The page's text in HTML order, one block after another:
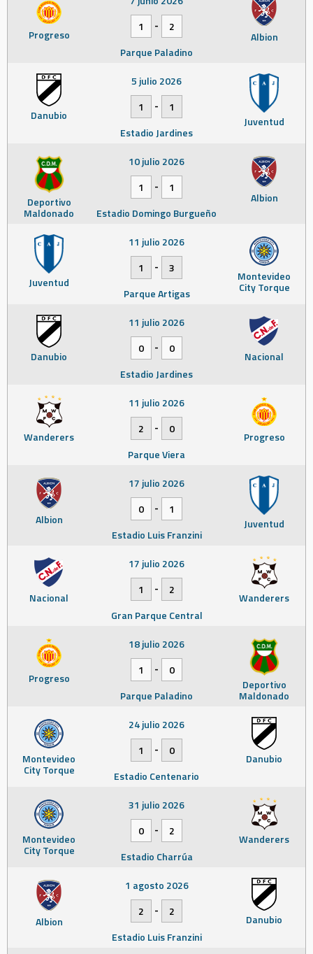
Progreso Albion
1
-
2
Parque Paladino
Danubio Juventud
5 julio 2026
1
-
1
Estadio Jardines
Deportivo
Maldonado
Albion
10 julio 2026
1
-
1
Estadio Domingo Burgueño
Juventud Montevideo
City Torque
11 julio 2026
1
-
3
Parque Artigas
Danubio Nacional
11 julio 2026
0
-
0
Estadio Jardines
Wanderers Progreso
11 julio 2026
2
-
0
Parque Viera
Albion Juventud
17 julio 2026
0
-
1
Estadio Luis Franzini
Nacional Wanderers
17 julio 2026
1
-
2
Gran Parque Central
Progreso Deportivo
Maldonado
18 julio 2026
1
-
0
Parque Paladino
Montevideo
City Torque
Danubio
24 julio 2026
1
-
0
Estadio Centenario
Montevideo
City Torque
Wanderers
31 julio 2026
0
-
2
Estadio Charrúa
Albion Danubio
1 agosto 2026
2
-
2
Estadio Luis Franzini